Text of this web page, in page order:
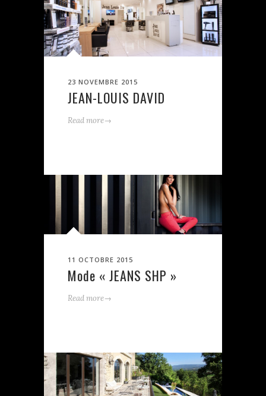
23 NOVEMBRE 2015
JEAN-LOUIS DAVID
Read more→
11 OCTOBRE 2015
Mode « JEANS SHP »
Read more→